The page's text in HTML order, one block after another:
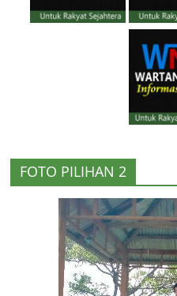
FOTO PILIHAN 2